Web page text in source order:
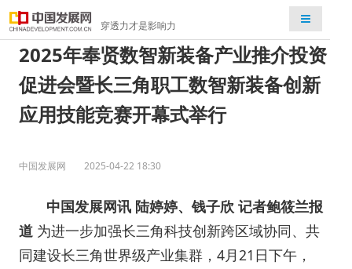
穿透力才是影响力
检索
2025年奉贤数智新装备产业推介投资
促进会暨长三角职工数智新装备创新
应用技能竞赛开幕式举行
中国发展网 2025-04-22 18:30
中国发展网讯 陆婷婷、钱子欣 记者鲍筱兰报
道 为进一步加强长三角科技创新跨区域协同、共
同建设长三角世界级产业集群，4月21日下午，